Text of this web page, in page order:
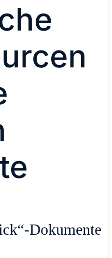
Dokumente